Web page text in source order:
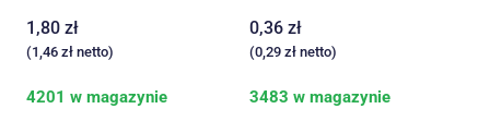
1,80 zł
(1,46 zł netto)
4201 w magazynie
0,36 zł
(0,29 zł netto)
3483 w magazynie